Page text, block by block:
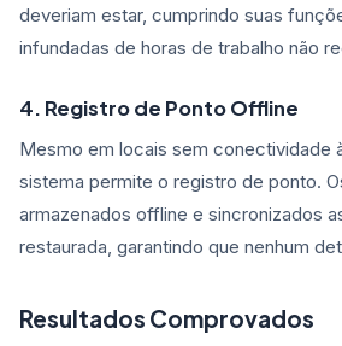
deveriam estar, cumprindo suas
infundadas de horas de trabalho não
4. Registro de Ponto Offline
Mesmo em locais sem conectividade
sistema permite o registro de ponto.
armazenados offline e sincronizados
restaurada, garantindo que nenhum
Resultados Comprovados